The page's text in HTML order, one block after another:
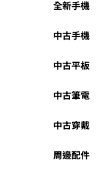
全新手機
中古手機
中古平板
中古筆電
中古穿戴
周邊配件